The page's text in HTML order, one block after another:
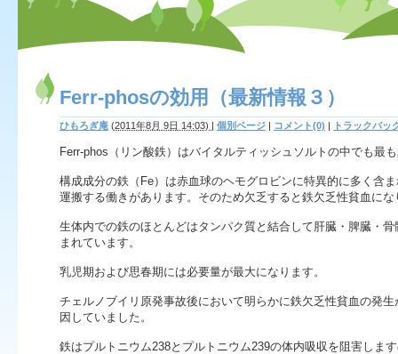
Ferr-phosの効用（最新情報３）
ひもろぎ庵 (2011年8月 9日 14:03) | 個別ページ | コメント(0) | トラックバッ
Ferr-phos（リン酸鉄） はバイタルティッシュソルトの中でも最
構成成分の鉄（Fe） は赤血球のヘモグロビンに特異的に多く含
運搬する働きがあります。 そのため欠乏すると鉄欠乏性貧血にな
生体内での鉄のほとんどはタンパク質と結合して肝臓・脾臓・ 骨
まれています。
乳児期および思春期には必要量が最大になります。
チェルノブイリ原発事故後において明らかに鉄欠乏性貧血の発生
因していました。
鉄はプルトニウム238とプルトニウム239の体内吸収を阻害し ま